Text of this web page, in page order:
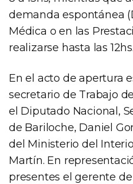
demanda espontánea
Médica o en las
realizarse hasta las 12hs.
En el acto de apertura
secretario de Trabajo
el Diputado Nacional,
de Bariloche, Daniel
del Ministerio del
Martín. En
presentes el gerente